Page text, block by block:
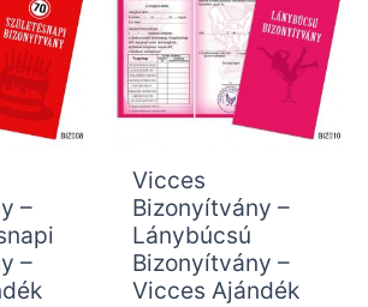
–
–
Vicces
Bizonyítvány –
Lánybúcsú
Bizonyítvány –
Vicces Ajándék